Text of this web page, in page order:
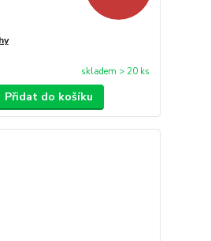
skladem > 20 ks
Přidat do košíku